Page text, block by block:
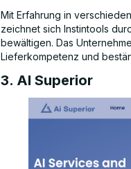
Mit Erfahrung in
zeichnet sich Instintools
bewältigen. Das
Lieferkompetenz und
3. AI Superior